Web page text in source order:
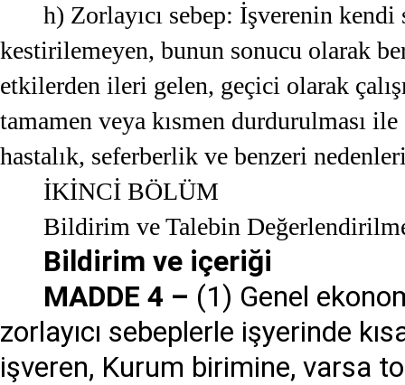
h) Zorlayıcı sebep: İşverenin
kestirilemeyen, bunun sonucu olarak
etkilerden ileri gelen, geçici olarak
tamamen veya kısmen durdurulması ile
hastalık, seferberlik ve benzeri
İKİNCİ BÖLÜM
Bildirim ve Talebin
Bildirim ve içeriği
MADDE 4 – (1) Genel
zorlayıcı sebeplerle işyerinde
işveren, Kurum birimine, varsa